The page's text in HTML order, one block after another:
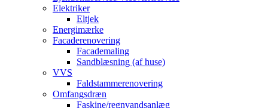
Elektriker
Eltjek
Energimærke
Facaderenovering
Facademaling
Sandblæsning (af huse)
VVS
Faldstammerenovering
Omfangsdræn
Faskine/regnvandsanlæg